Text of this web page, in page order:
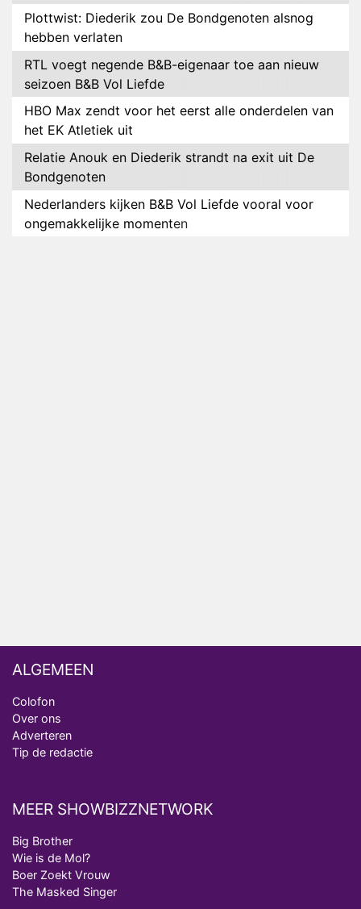
Plottwist: Diederik zou De Bondgenoten alsnog
hebben verlaten
RTL voegt negende B&B-eigenaar toe aan nieuw
seizoen B&B Vol Liefde
HBO Max zendt voor het eerst alle onderdelen van
het EK Atletiek uit
Relatie Anouk en Diederik strandt na exit uit De
Bondgenoten
Nederlanders kijken B&B Vol Liefde vooral voor
ongemakkelijke momenten
ALGEMEEN
Colofon
Over ons
Adverteren
Tip de redactie
MEER SHOWBIZZNETWORK
Big Brother
Wie is de Mol?
Boer Zoekt Vrouw
The Masked Singer